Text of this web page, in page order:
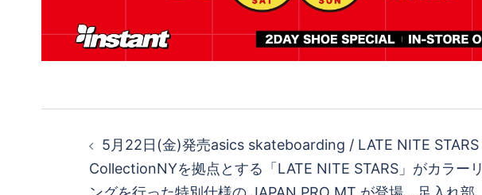
5月22日(金)発売asics skateboarding / LATE NITE STARS
CollectionNYを拠点とする「LATE NITE STARS」がカラーリ